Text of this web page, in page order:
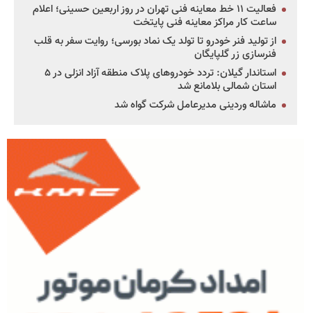
فعالیت ۱۱ خط معاینه فنی تهران در روز اربعین حسینی؛ اعلام
ساعت کار مراکز معاینه فنی پایتخت
از تولید فنر خودرو تا تولد یک نماد بورسی؛ روایت سفر به قلب
فنرسازی زر گلپایگان
استاندار گیلان: تردد خودروهای پلاک منطقه آزاد انزلی در ۵
استان شمالی بلامانع شد
ماشاله وردینی مدیرعامل شرکت گواه شد